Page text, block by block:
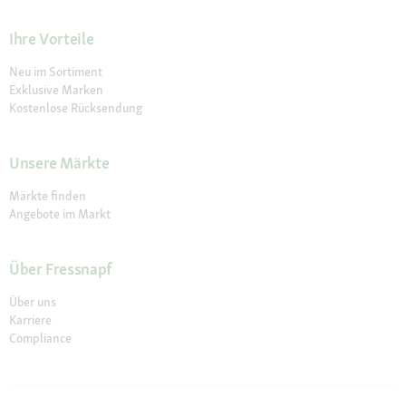
Ihre Vorteile
Neu im Sortiment
Exklusive Marken
Kostenlose Rücksendung
Unsere Märkte
Märkte finden
Angebote im Markt
Über Fressnapf
Über uns
Karriere
Compliance